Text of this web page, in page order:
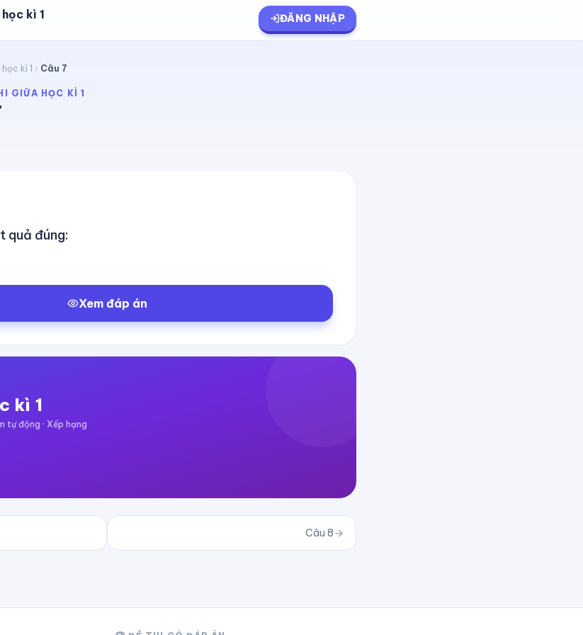
kì 1 ĐĂNG NHẬP
kì 1 Câu 7
GIỮA HỌC KÌ 1
quả đúng:
Xem đáp án
kì 1
tự động · Xếp hạng
Câu 8